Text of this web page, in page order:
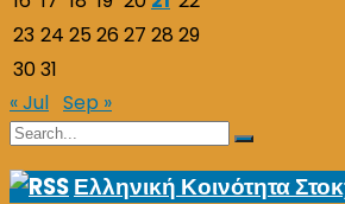
23 24 2526 27 28 29
3031
« Jul Sep »
Search
Search
Ελληνική Κοινότητα